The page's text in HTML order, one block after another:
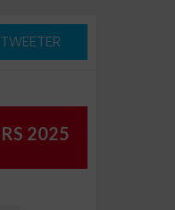
TWEETER
2025